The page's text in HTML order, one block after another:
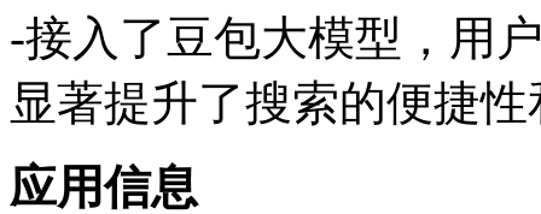
-接入了豆包大模型，用
显著提升了搜索的便捷
应用信息